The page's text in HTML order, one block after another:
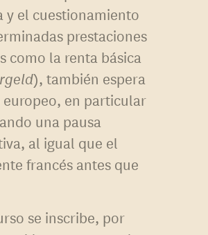
y el cuestionamiento
prestaciones
como la renta básica
), también espera
europeo, en particular
una pausa
al igual que el
francés antes que
se inscribe, por